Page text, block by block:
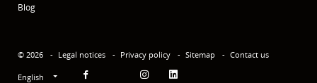
Blog
© 2026 Legal notices Privacy policy Sitemap Contact us
English Facebook InstagramLinkedin